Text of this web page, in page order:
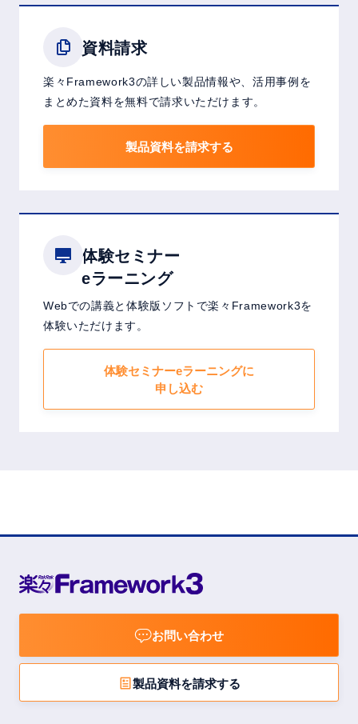
資料請求
楽々Framework3の詳しい製品情報や、活用事例を
まとめた資料を無料で請求いただけます。
製品資料を請求する
体験セミナー
eラーニング
Webでの講義と体験版ソフトで楽々Framework3を
体験いただけます。
体験セミナーeラーニングに
申し込む
お問い合わせ
製品資料を請求する